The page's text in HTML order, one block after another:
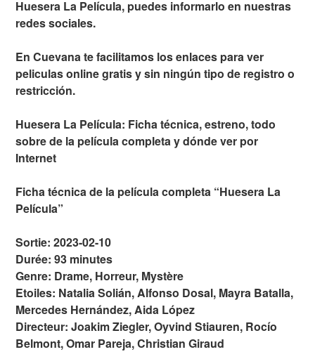
Huesera La Película, puedes informarlo en nuestras
redes sociales.
En Cuevana te facilitamos los enlaces para ver
peliculas online gratis y sin ningún tipo de registro o
restricción.
Huesera La Película: Ficha técnica, estreno, todo
sobre de la película completa y dónde ver por
Internet
Ficha técnica de la película completa “Huesera La
Película”
Sortie: 2023-02-10
Durée: 93 minutes
Genre: Drame, Horreur, Mystère
Etoiles: Natalia Solián, Alfonso Dosal, Mayra Batalla,
Mercedes Hernández, Aida López
Directeur: Joakim Ziegler, Oyvind Stiauren, Rocío
Belmont, Omar Pareja, Christian Giraud